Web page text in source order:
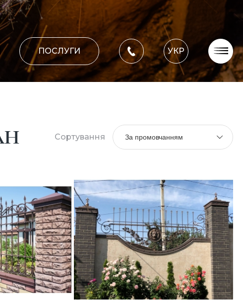
ПОСЛУГИ УКР
Про компанію
Блог
Сортування За промовчанням